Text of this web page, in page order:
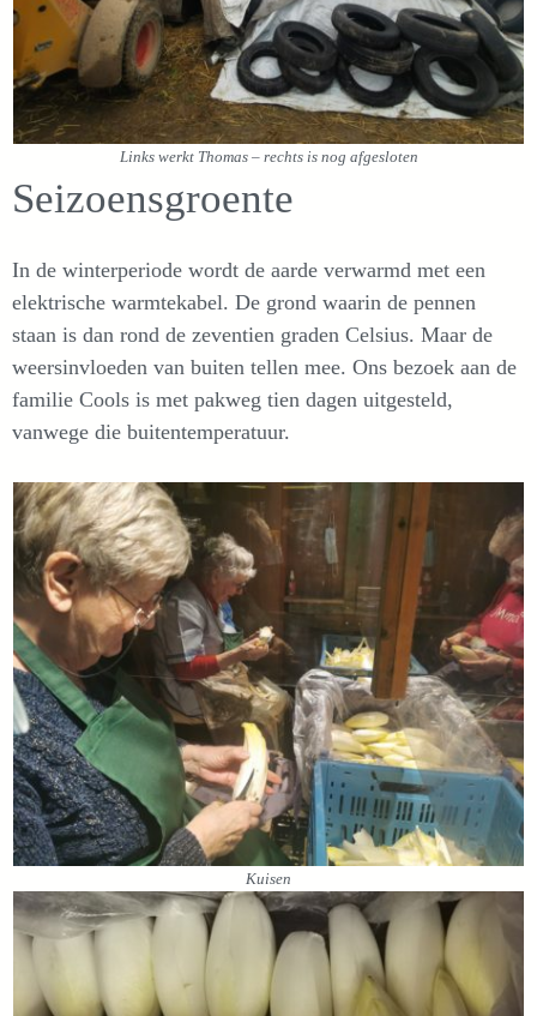
Links werkt Thomas – rechts is nog afgesloten
Seizoensgroente
In de winterperiode wordt de aarde verwarmd met een
elektrische warmtekabel. De grond waarin de pennen
staan is dan rond de zeventien graden Celsius. Maar de
weersinvloeden van buiten tellen mee. Ons bezoek aan de
familie Cools is met pakweg tien dagen uitgesteld,
vanwege die buitentemperatuur.
Kuisen